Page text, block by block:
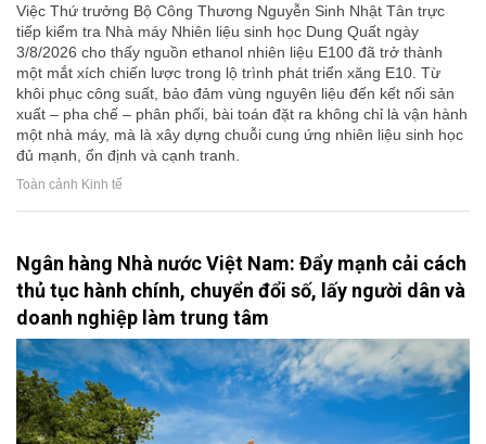
Việc Thứ trưởng Bộ Công Thương Nguyễn Sinh Nhật Tân trực
tiếp kiểm tra Nhà máy Nhiên liệu sinh học Dung Quất ngày
3/8/2026 cho thấy nguồn ethanol nhiên liệu E100 đã trở thành
một mắt xích chiến lược trong lộ trình phát triển xăng E10. Từ
khôi phục công suất, bảo đảm vùng nguyên liệu đến kết nối sản
xuất – pha chế – phân phối, bài toán đặt ra không chỉ là vận hành
một nhà máy, mà là xây dựng chuỗi cung ứng nhiên liệu sinh học
đủ mạnh, ổn định và cạnh tranh.
Toàn cảnh Kinh tế
Ngân hàng Nhà nước Việt Nam: Đẩy mạnh cải cách
thủ tục hành chính, chuyển đổi số, lấy người dân và
doanh nghiệp làm trung tâm